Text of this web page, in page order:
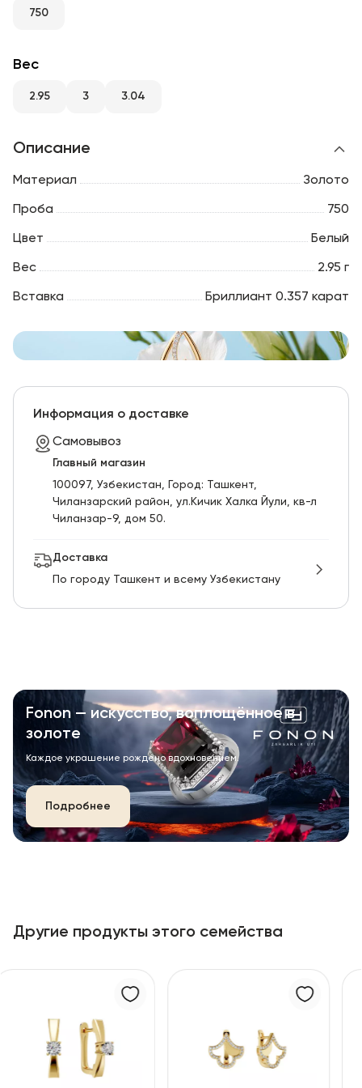
RU
750
Вес
2.95 3 3.04
Описание
Материал Золото
Проба 750
Цвет Белый
Вес 2.95 г
Вставка Бриллиант 0.357 карат
Информация о доставке
Самовывоз
Главный магазин
100097, Узбекистан, Город: Ташкент,
Чиланзарский pайон, ул.Кичик Халка Йули, кв-л
Чиланзар-9, дом 50.
Доставка
По городу Ташкент и всему Узбекистану
Fonon — искусство, воплощённое в
золоте
Каждое украшение рождено вдохновением.
Подробнее
Другие продукты этого семейства